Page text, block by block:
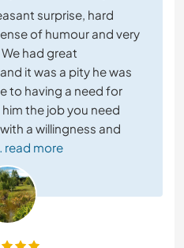
surprise, hard
of humour and very
had great
it was a pity he was
to having a need for
the job you need
a willingness and
… read more